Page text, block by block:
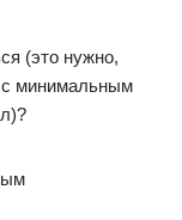
(это нужно,
с минимальным